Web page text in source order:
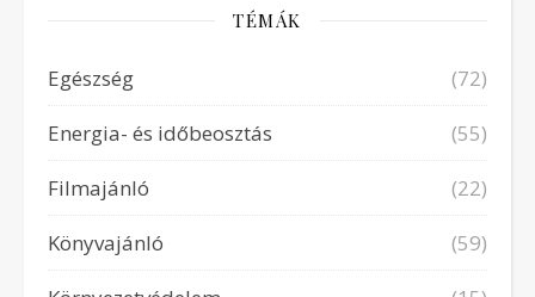
TÉMÁK
Egészség
(72)
Energia- és időbeosztás
(55)
Filmajánló
(22)
Könyvajánló
(59)